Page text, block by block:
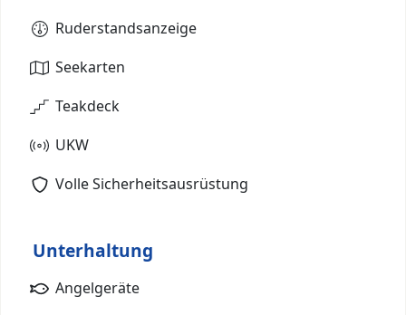
Ruderstandsanzeige
Seekarten
Teakdeck
UKW
Volle Sicherheitsausrüstung
Unterhaltung
Angelgeräte